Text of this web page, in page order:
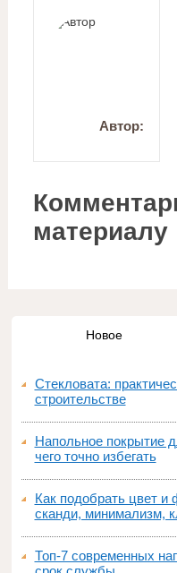
Автор:
материалу
Новое
Стекловата:
строительстве
Напольное покрытие
чего точно избегать
Как подобрать цвет и
сканди, минимализм,
Топ‑7 современных